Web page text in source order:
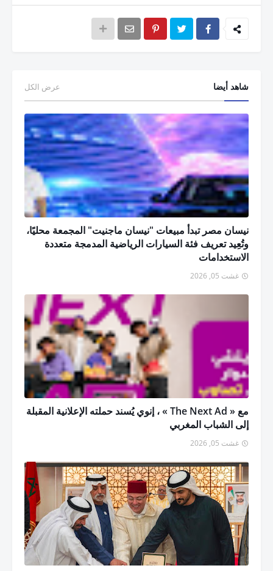
شاهد أيضا عرض الكل
نيسان مصر تبدأ مبيعات "نيسان ماجنيت" المجمعة محليًا،
وتُعِيد تعريف فئة السيارات الرياضية المدمجة متعددة
الاستخدامات
غشت 05, 2026
مع « The Next Ad » ، إنوي يُسند حملته الإعلانية المقبلة
إلى الشباب المغربي
غشت 05, 2026